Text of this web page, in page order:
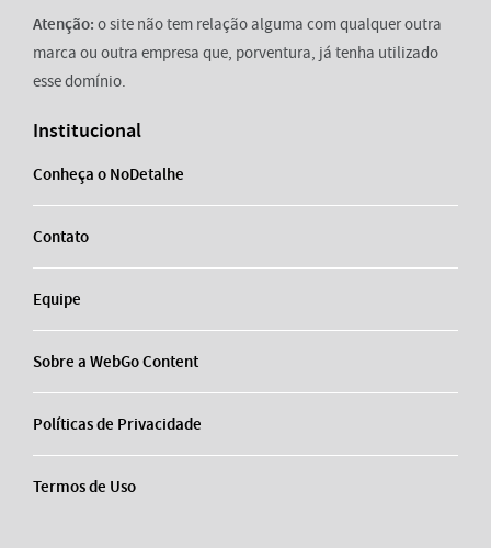
Atenção: o site não tem relação alguma com qualquer outra
marca ou outra empresa que, porventura, já tenha utilizado
esse domínio.
Institucional
Conheça o NoDetalhe
Contato
Equipe
Sobre a WebGo Content
Políticas de Privacidade
Termos de Uso